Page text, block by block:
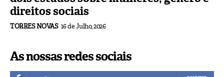
direitos sociais
TORRES NOVAS 16 de Julho, 2026
As nossas redes sociais